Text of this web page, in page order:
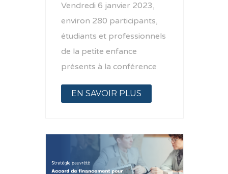
Vendredi 6 janvier 2023,
environ 280 participants,
étudiants et professionnels
de la petite enfance
présents à la conférence
EN SAVOIR PLUS